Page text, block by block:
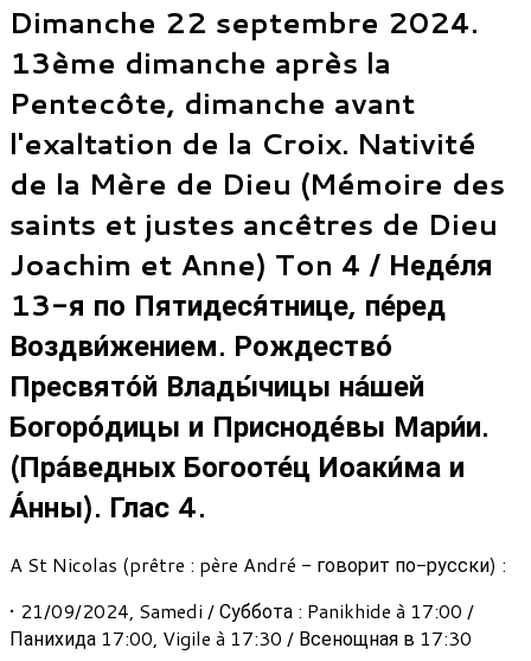
Dimanche 22 septembre 2024.
13ème dimanche après la
Pentecôte, dimanche avant
l'exaltation de la Croix. Nativité
de la Mère de Dieu (Mémoire des
saints et justes ancêtres de Dieu
Joachim et Anne) Ton 4 / Неде́ля
13-я по Пятидеся́тнице, пе́ред
Воздви́жением. Рождество́
Пресвято́й Влады́чицы на́шей
Богоро́дицы и Присноде́вы Мари́и.
(Пра́ведных Богооте́ц Иоаки́ма и
А́нны). Глас 4.
A St Nicolas (prêtre : père André - говорит по-русски) :
• 21/09/2024, Samedi / Суббота : Panikhide à 17:00 /
Панихида 17:00, Vigile à 17:30 / Всенощная в 17:30